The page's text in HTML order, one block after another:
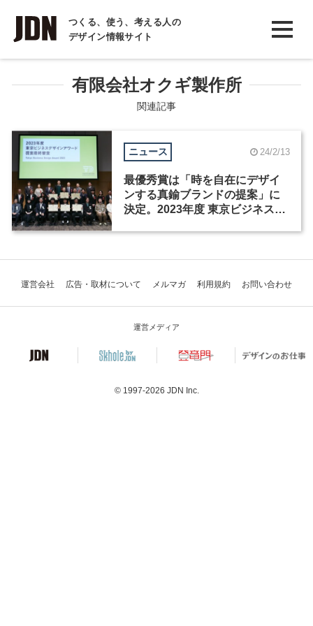
つくる、使う、考える人の
デザイン情報サイト
INTERVIEW
インタビュー
REPORT
COLUMN
コラム
有限会社オクギ製作所
関連記事
ニュース 24/2/13
最優秀賞は「時を自在にデザイ
ンする真鍮ブランドの提案」に
決定。2023年度 東京ビジネスデ
運営会社 広告・取材について メルマガ 利用規約 お問い合わせ
運営メディア
© 1997-2026 JDN Inc.